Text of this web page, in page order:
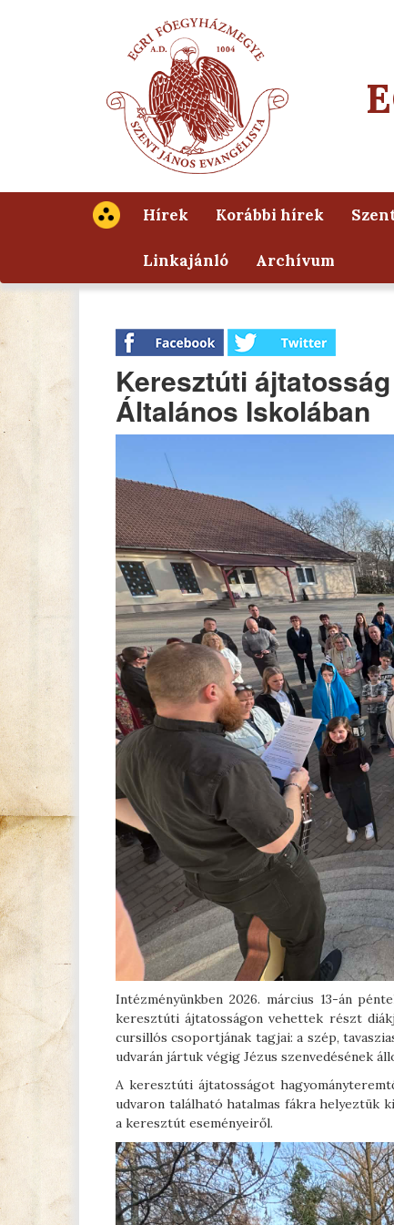
Hírek Korábbi hírek
Linkajánló Archívum
Keresztúti
Általános Iskolában
Intézményünkben 2026. március 13-án
keresztúti ájtatosságon vehettek részt
cursillós csoportjának tagjai: a szép,
udvarán jártuk végig Jézus szenvedésének
A keresztúti ájtatosságot
udvaron található hatalmas fákra helyeztük
a keresztút eseményeiről.